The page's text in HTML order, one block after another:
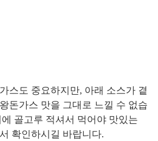
스도 중요하지만, 아래 소스가 곁
돈가스 맛을 그대로 느낄 수 없습
골고루 적셔서 먹어야 맛있는
확인하시길 바랍니다.